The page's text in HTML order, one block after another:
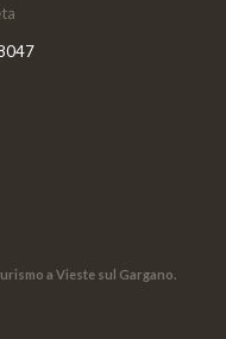
a Vieste sul Gargano.